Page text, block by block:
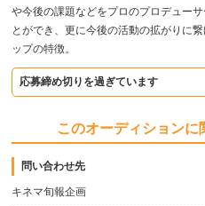
や今後の課題などをプロのプロデュー
とができ、更に今後の活動の拡がりに
ップの特徴。
応募締め切りを過ぎています
このオーディション
問い合わせ先
キネマ旬報企画